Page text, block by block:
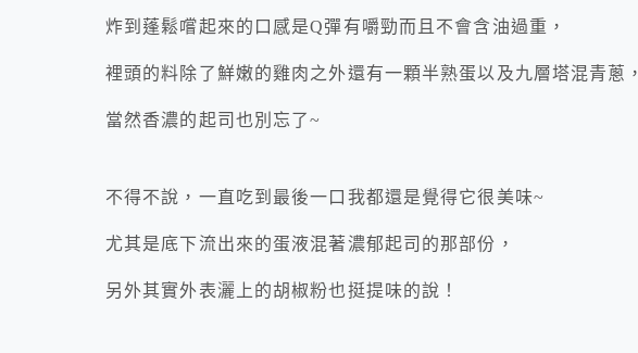
炸到蓬鬆嚐起來的口感是Q彈有嚼勁而且不會含油過重，
裡頭的料除了鮮嫩的雞肉之外還有一顆半熟蛋以及九層塔混青蔥，
當然香濃的起司也別忘了~
不得不說，一直吃到最後一口我都還是覺得它很美味~
尤其是底下流出來的蛋液混著濃郁起司的那部份，
另外其實外表灑上的胡椒粉也挺提味的說！